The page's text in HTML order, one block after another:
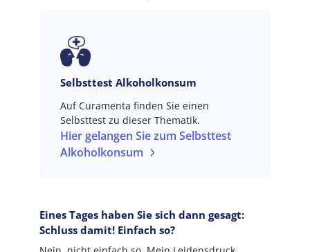
Selbsttest Alkoholkonsum
Auf Curamenta finden Sie einen
Selbsttest zu dieser Thematik.
Hier gelangen Sie zum Selbsttest
Alkoholkonsum
Eines Tages haben Sie sich dann gesagt:
Schluss damit! Einfach so?